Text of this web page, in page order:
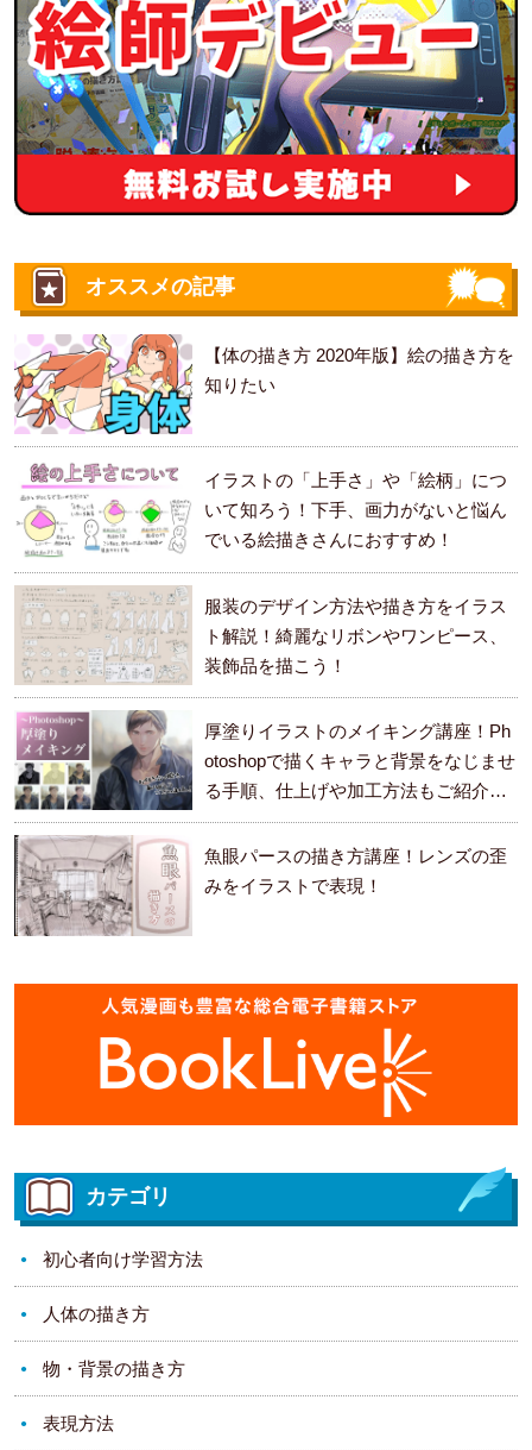
オススメの記事
【体の描き方 2020年版】絵の描き方を
知りたい
イラストの「上手さ」や「絵柄」につ
いて知ろう！下手、画力がないと悩ん
でいる絵描きさんにおすすめ！
服装のデザイン方法や描き方をイラス
ト解説！綺麗なリボンやワンピース、
装飾品を描こう！
厚塗りイラストのメイキング講座！Ph
otoshopで描くキャラと背景をなじませ
る手順、仕上げや加工方法もご紹介し
ます。
魚眼パースの描き方講座！レンズの歪
みをイラストで表現！
カテゴリ
初心者向け学習方法
人体の描き方
物・背景の描き方
表現方法